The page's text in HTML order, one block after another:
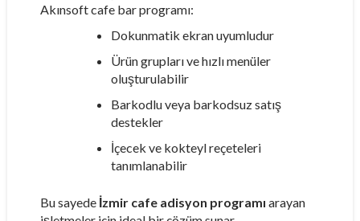
Akınsoft cafe bar programı:
Dokunmatik ekran uyumludur
Ürün grupları ve hızlı menüler
oluşturulabilir
Barkodlu veya barkodsuz satış
destekler
İçecek ve kokteyl reçeteleri
tanımlanabilir
Bu sayede İzmir cafe adisyon programı arayan